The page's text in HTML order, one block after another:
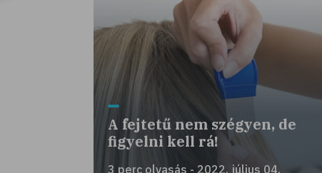
A fejtetű nem szégyen, de
figyelni kell rá!
3 perc olvasás - 2022. július 04.